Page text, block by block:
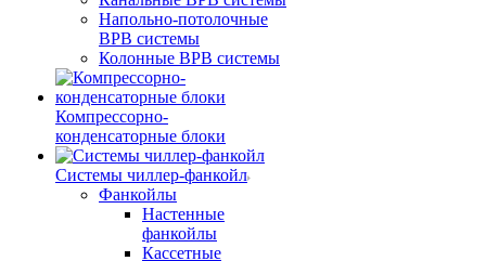
Напольно-потолочные
ВРВ системы
Колонные ВРВ системы
Компрессорно-
конденсаторные блоки
Системы чиллер-фанкойл
Фанкойлы
Настенные
фанкойлы
Кассетные